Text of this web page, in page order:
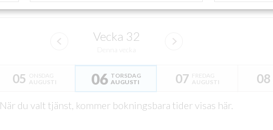
Vecka 32
05 ONSDAG
AUGUSTI
06 TORSDAG
AUGUSTI
07 FREDAG
AUGUSTI
08
När du valt tjänst, kommer bokningsbara tider visas här.